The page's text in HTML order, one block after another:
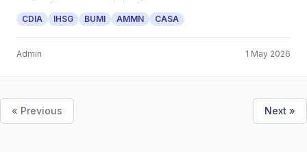
CDIA IHSG BUMI AMMN CASA
Admin 1 May 2026
« Previous Next »